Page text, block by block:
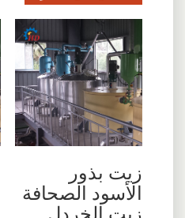
زيت بذور
الأسود الصحافة
زيت الخردل